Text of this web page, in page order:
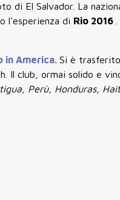
di El Salvador. La
l'esperienza di Rio 2016
in America. Si è
Il club, ormai solido e
Perù, Honduras,